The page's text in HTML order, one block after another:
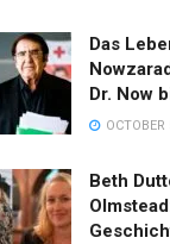
Das
Dr. Now
Beth